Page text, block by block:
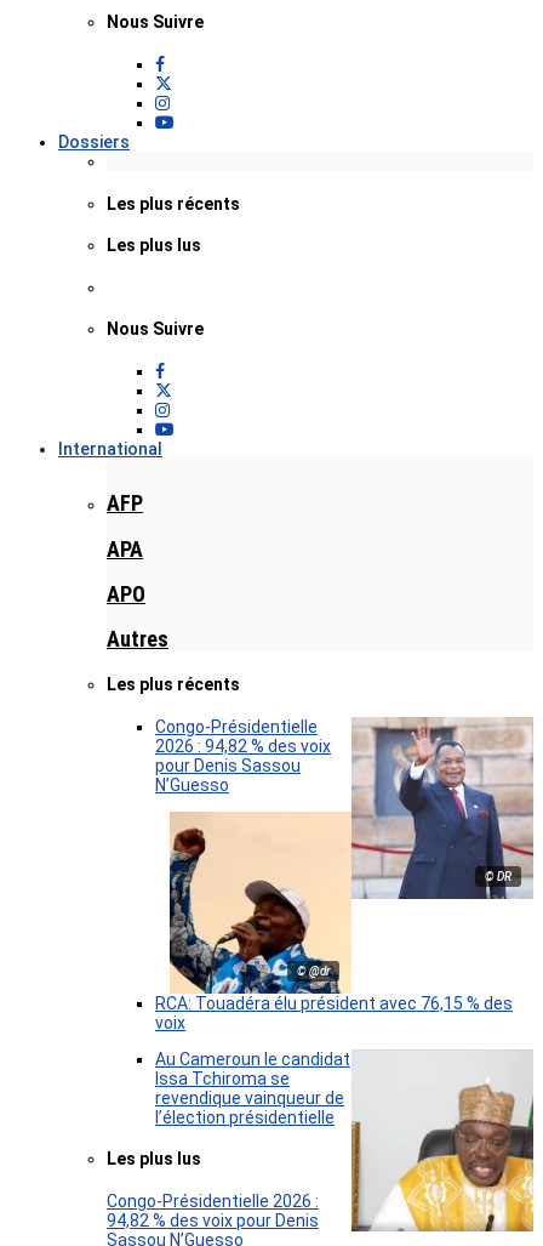
Nous Suivre
Dossiers
Les plus récents
Les plus lus
Nous Suivre
International
AFP
APA
APO
Autres
Les plus récents
© DR
Congo-Présidentielle
2026 : 94,82 % des voix
pour Denis Sassou
N’Guesso
© @dr
RCA: Touadéra élu président avec 76,15 % des
voix
Au Cameroun le candidat
Issa Tchiroma se
revendique vainqueur de
l’élection présidentielle
Les plus lus
Congo-Présidentielle 2026 :
94,82 % des voix pour Denis
Sassou N’Guesso